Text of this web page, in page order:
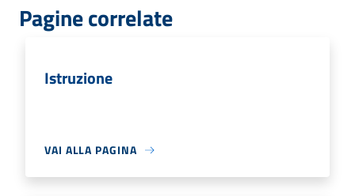
Pagine correlate
Istruzione
VAI ALLA PAGINA